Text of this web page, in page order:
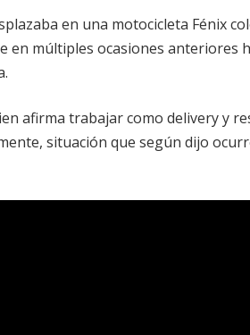
en una motocicleta Fénix
en múltiples ocasiones anteriores
afirma trabajar como delivery y
situación que según dijo